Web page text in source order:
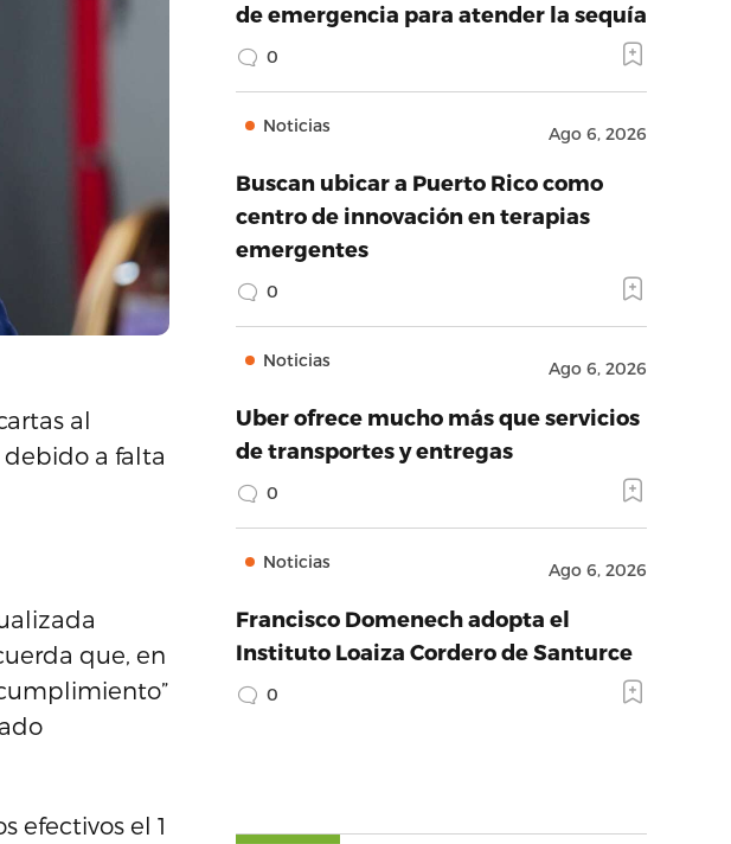
al
a falta
que, en
efectivos el 1
de emergencia para atender la sequía
0
Noticias Ago 6, 2026
Buscan ubicar a Puerto Rico como
centro de innovación en terapias
emergentes
0
Noticias Ago 6, 2026
Uber ofrece mucho más que servicios
de transportes y entregas
0
Noticias Ago 6, 2026
Francisco Domenech adopta el
Instituto Loaiza Cordero de Santurce
0